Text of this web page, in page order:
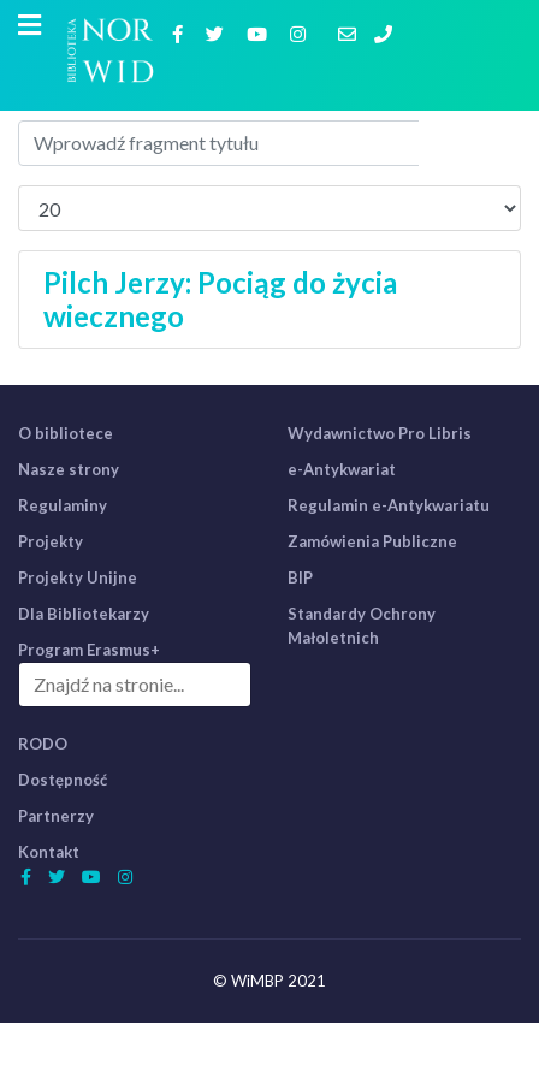
Pilch Jerzy: Pociąg do życia
wiecznego
O bibliotece
Nasze strony
Regulaminy
Projekty
Projekty Unijne
Dla Bibliotekarzy
Program Erasmus+
Wydawnictwo Pro Libris
e-Antykwariat
Regulamin e-Antykwariatu
Zamówienia Publiczne
BIP
Standardy Ochrony
Małoletnich
RODO
Dostępność
Partnerzy
Kontakt
© WiMBP 2021